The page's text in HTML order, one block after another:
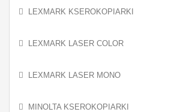
LEXMARK KSEROKOPIARKI
LEXMARK LASER COLOR
LEXMARK LASER MONO
MINOLTA KSEROKOPIARKI